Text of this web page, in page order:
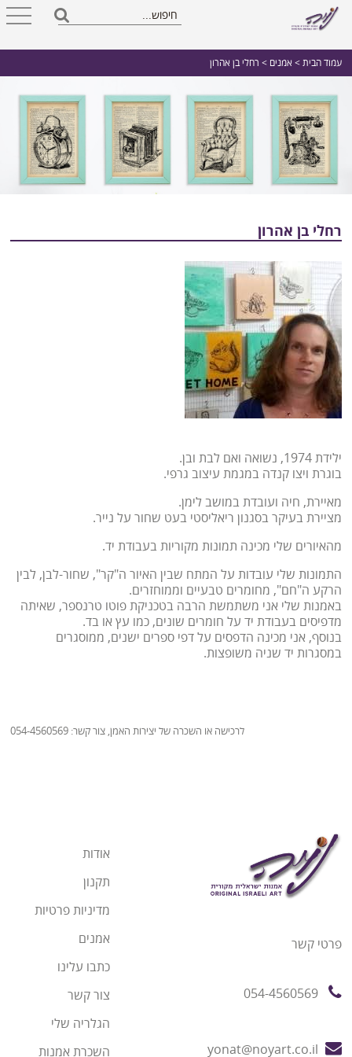
עמוד הבית > אמנים > רחלי בן אהרון
רחלי בן אהרון
ילידת 1974, נשואה ואם לבת ובן.
בוגרת ויצו קנדה במגמת עיצוב גרפי.
מאיירת, חיה ועובדת במושב לימן.
מציירת בעיקר בסגנון ריאליסטי בעט שחור על נייר.
מהאיורים שלי מכינה תמונות מקוריות בעבודת יד.
התמונות שלי עובדות על המתח שבין האיור ה"קר", שחור-לבן, לבין
הרקע ה"חם", מחומרים טבעיים וממוחזרים.
באמנות שלי אני משתמשת הרבה בטכניקת פוטו טרנספר, שאיתה
מדפיסים בעבודת יד על חומרים שונים, כמו עץ או בד.
בנוסף, אני מכינה הדפסים על דפי ספרים ישנים, ממוסגרים
במסגרות יד שניה משופצות.
לרכישה או השכרה של יצירות האמן, צור קשר: 054-4560569
פרטי קשר
054-4560569
yonat@noyart.co.il
אודות
תקנון
מדיניות פרטיות
אמנים
כתבו עלינו
צור קשר
הגלריה שלי
השכרת אמנות